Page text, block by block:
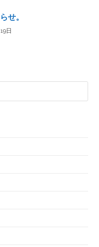
せ。
日